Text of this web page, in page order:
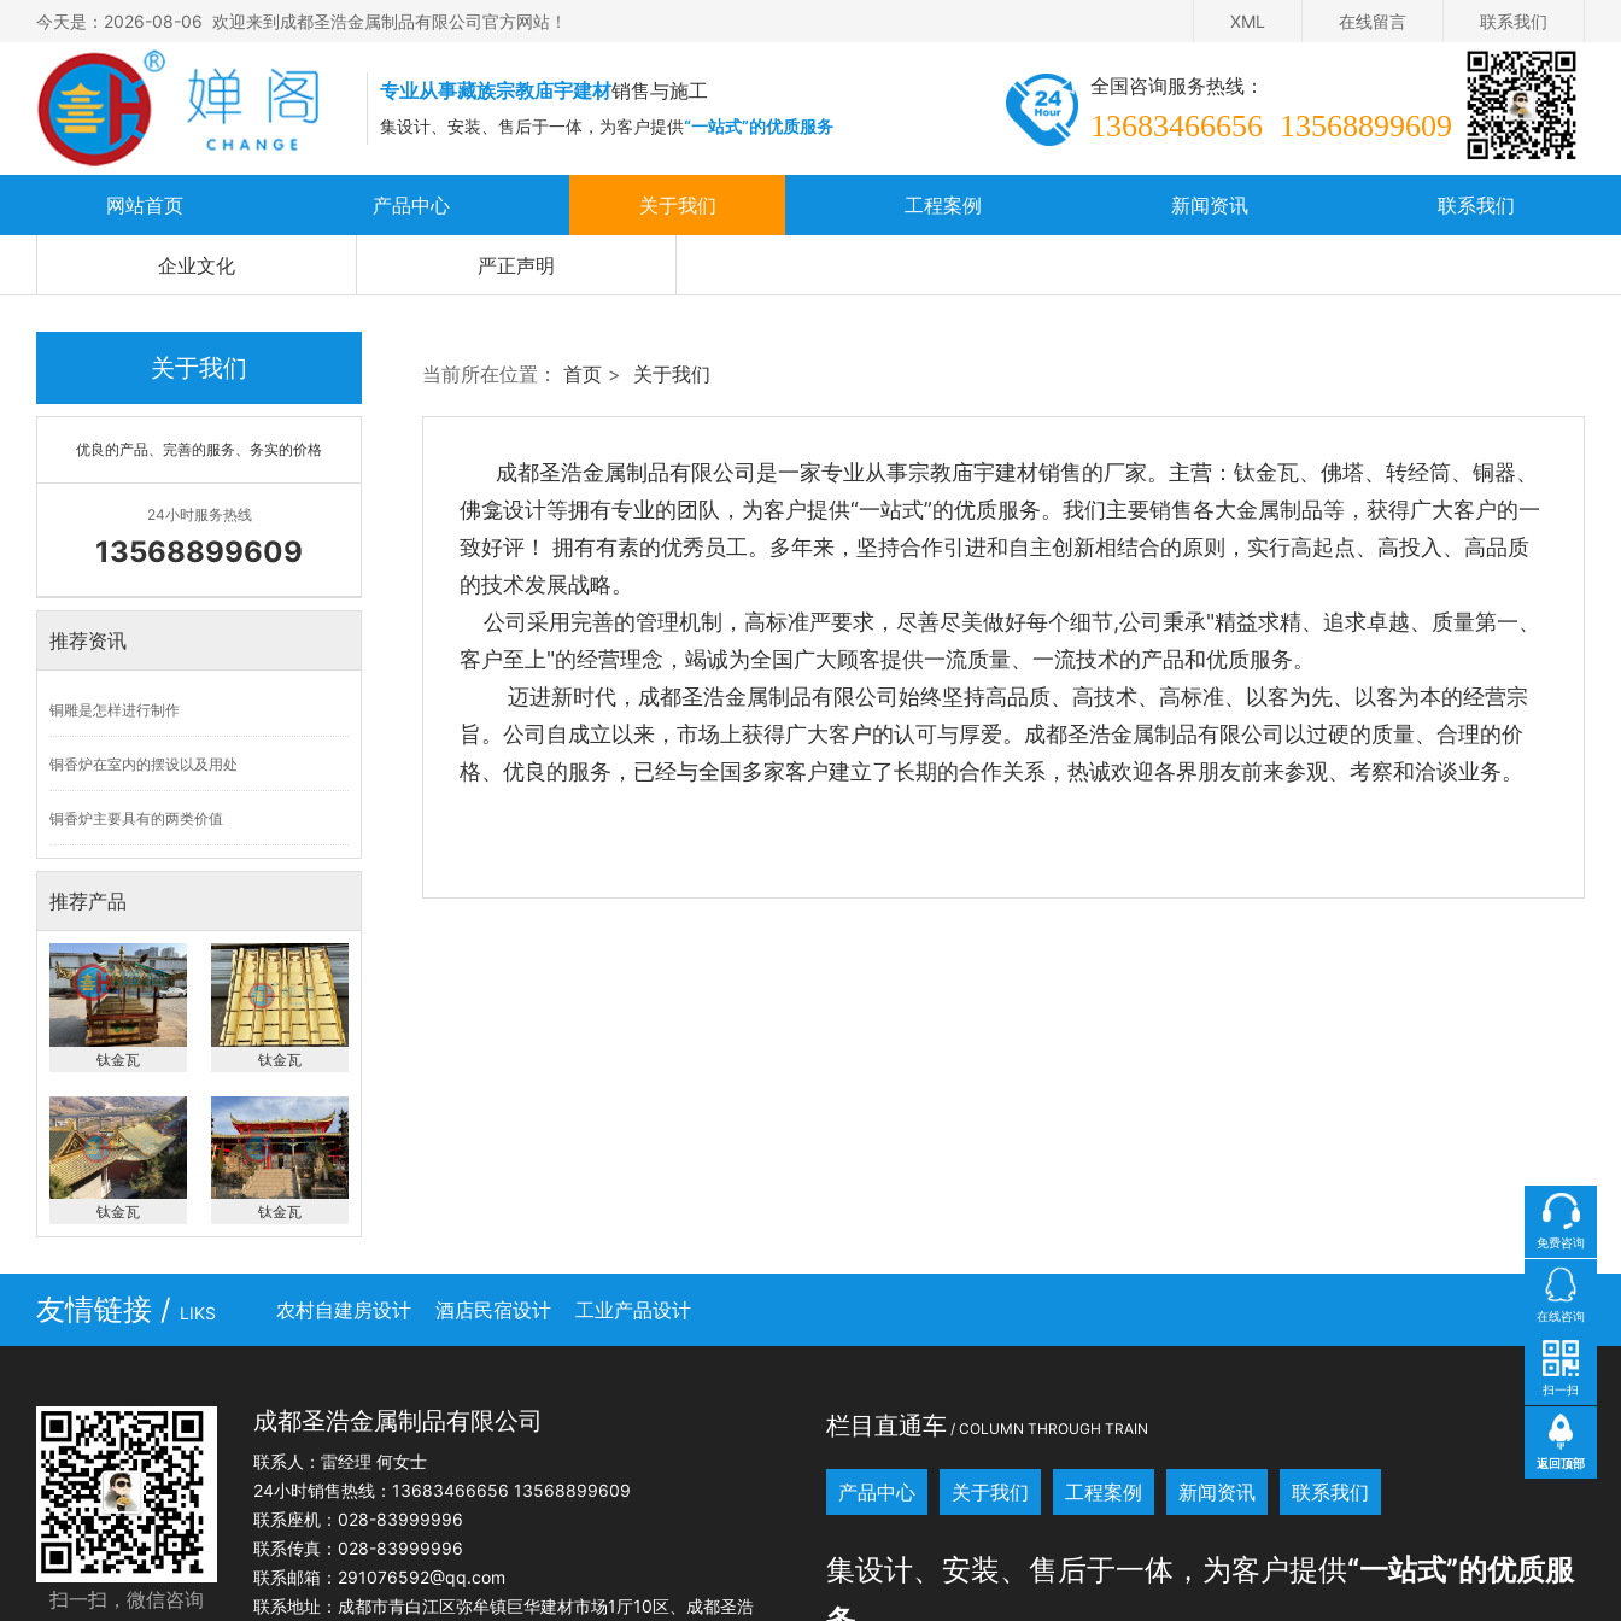
今天是：2026-08-06 欢迎来到成都圣浩金属制品有限公司官方网站！ 联系我们
在线留言
XML
专业从事藏族宗教庙宇建材销售与施工
集设计、安装、售后于一体，为客户提供“一站式”的优质服务
全国咨询服务热线：
13683466656 13568899609
网站首页 产品中心 关于我们 工程案例 新闻资讯 联系我们
企业文化 严正声明
当前所在位置： 首页 > 关于我们
成都圣浩金属制品有限公司是一家专业从事宗教庙宇建材销售的厂家。主营：钛金瓦、佛塔、转经筒、铜器、
佛龛设计等拥有专业的团队，为客户提供“一站式”的优质服务。我们主要销售各大金属制品等，获得广大客户的一
致好评！ 拥有有素的优秀员工。多年来，坚持合作引进和自主创新相结合的原则，实行高起点、高投入、高品质
的技术发展战略。
公司采用完善的管理机制，高标准严要求，尽善尽美做好每个细节,公司秉承"精益求精、追求卓越、质量第一、
客户至上"的经营理念，竭诚为全国广大顾客提供一流质量、一流技术的产品和优质服务。
迈进新时代，成都圣浩金属制品有限公司始终坚持高品质、高技术、高标准、以客为先、以客为本的经营宗
旨。公司自成立以来，市场上获得广大客户的认可与厚爱。成都圣浩金属制品有限公司以过硬的质量、合理的价
格、优良的服务，已经与全国多家客户建立了长期的合作关系，热诚欢迎各界朋友前来参观、考察和洽谈业务。
关于我们
优良的产品、完善的服务、务实的价格
24小时服务热线
13568899609
推荐资讯
铜雕是怎样进行制作
铜香炉在室内的摆设以及用处
铜香炉主要具有的两类价值
推荐产品
钛金瓦 钛金瓦
钛金瓦 钛金瓦
友情链接 / LIKS 农村自建房设计 酒店民宿设计 工业产品设计
扫一扫，微信咨询
成都圣浩金属制品有限公司
联系人：雷经理 何女士
24小时销售热线：13683466656 13568899609
联系座机：028-83999996
联系传真：028-83999996
联系邮箱：291076592@qq.com
联系地址：成都市青白江区弥牟镇巨华建材市场1厅10区、成都圣浩
栏目直通车 / COLUMN THROUGH TRAIN
产品中心 关于我们 工程案例 新闻资讯 联系我们
集设计、安装、售后于一体，为客户提供“一站式”的优质服
免费咨询
在线咨询
扫一扫
返回顶部